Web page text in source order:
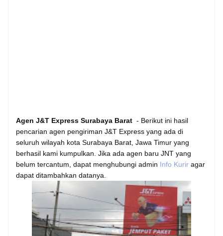
Agen J&T Express Surabaya Barat - Berikut ini hasil
pencarian agen pengiriman J&T Express yang ada di
seluruh wilayah kota Surabaya Barat, Jawa Timur yang
berhasil kami kumpulkan. Jika ada agen baru JNT yang
belum tercantum, dapat menghubungi admin Info Kurir agar
dapat ditambahkan datanya.